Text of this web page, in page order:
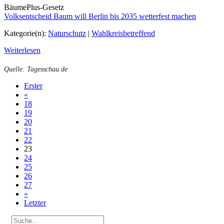
BäumePlus-Gesetz
Volksentscheid Baum will Berlin bis 2035 wetterfest machen
Kategorie(n): Naturschutz | Wahlkreisbetreffend
Weiterlesen
Quelle: Tagesschau.de
Erster
«
18
19
20
21
22
23
24
25
26
27
»
Letzter